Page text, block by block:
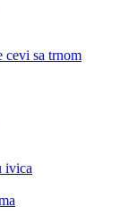
cevi sa trnom
ivica